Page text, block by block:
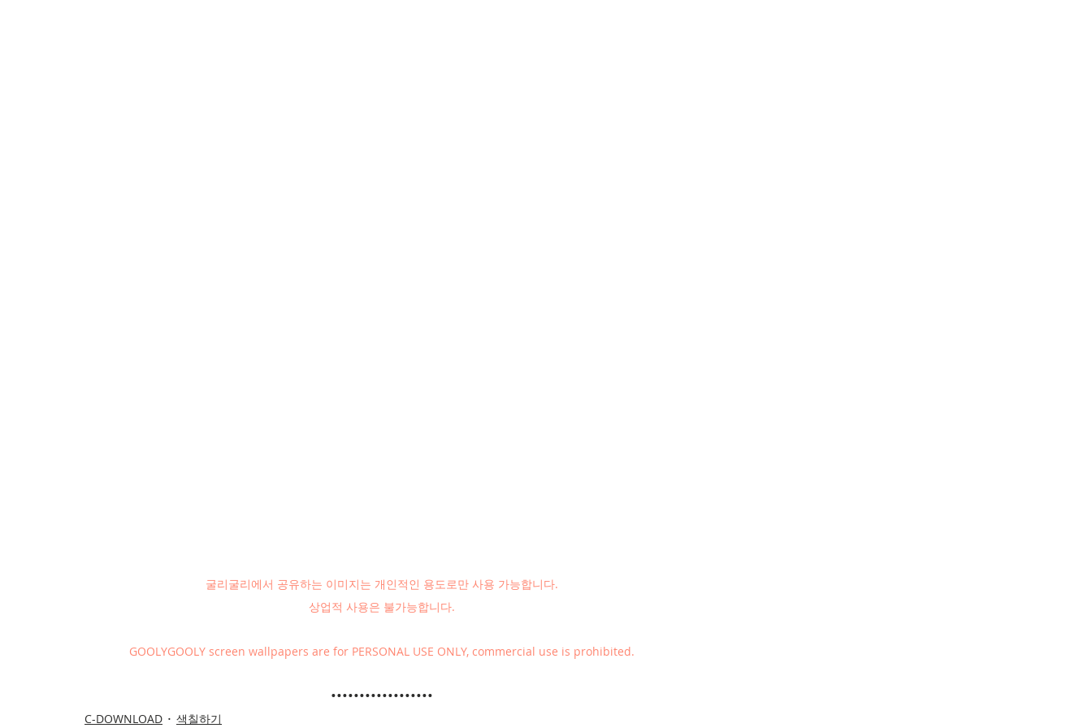
굴리굴리에서 공유하는 이미지는 개인적인 용도로만 사용 가능합니다.
상업적 사용은 불가능합니다.
GOOLYGOOLY screen wallpapers are for PERSONAL USE ONLY, commercial use is prohibited.
••••••••••••••••••
C-DOWNLOAD 색칠하기